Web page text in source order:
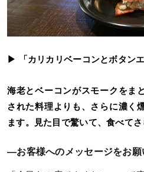
▶ 「カリカリベーコンとボタン
海老とベーコンがスモークをま
された料理よりも、さらに濃く
ます。見た目で驚いて、食べてさ
—お客様へのメッセージをお願